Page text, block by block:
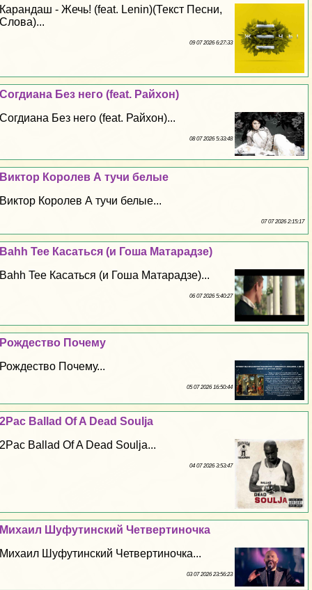
Карандаш - Жечь! (feat. Lenin)(Текст Песни,
Слова)...
09 07 2026 6:27:33
Согдиана Без него (feat. Райхон)
Согдиана Без него (feat. Райхон)...
08 07 2026 5:33:48
Виктор Королев А тучи белые
Виктор Королев А тучи белые...
07 07 2026 2:15:17
Bahh Tee Касаться (и Гоша Матарадзе)
Bahh Tee Касаться (и Гоша Матарадзе)...
06 07 2026 5:40:27
Рождество Почему
Рождество Почему...
05 07 2026 16:50:44
2Pac Ballad Of A Dead Soulja
2Pac Ballad Of A Dead Soulja...
04 07 2026 3:53:47
Михаил Шуфутинский Четвертиночка
Михаил Шуфутинский Четвертиночка...
03 07 2026 23:56:23